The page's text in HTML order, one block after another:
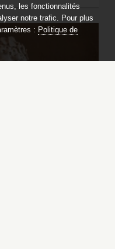
les fonctionnalités
notre trafic. Pour plus
: Politique de